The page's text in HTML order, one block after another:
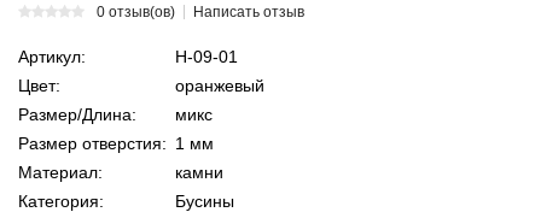
0 отзыв(ов) Написать отзыв
Артикул:
Н-09-01
Цвет:
оранжевый
Размер/Длина:
микс
Размер отверстия: 1 мм
Материал:
камни
Категория:
Бусины